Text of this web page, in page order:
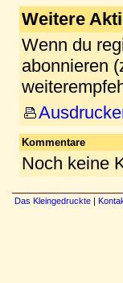
Weitere
Wenn du
abonnieren
Kommentare
Noch keine
Das Kleingedruckte |